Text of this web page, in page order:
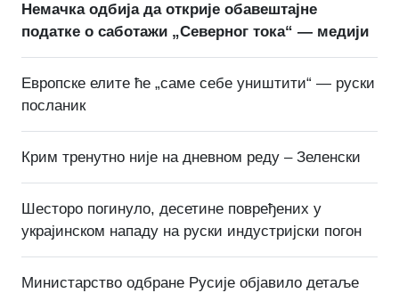
Немачка одбија да открије обавештајне
податке о саботажи „Северног тока“ — медији
Европске елите ће „саме себе уништити“ — руски
посланик
Крим тренутно није на дневном реду – Зеленски
Шесторо погинуло, десетине повређених у
украјинском нападу на руски индустријски погон
Министарство одбране Русије објавило детаље